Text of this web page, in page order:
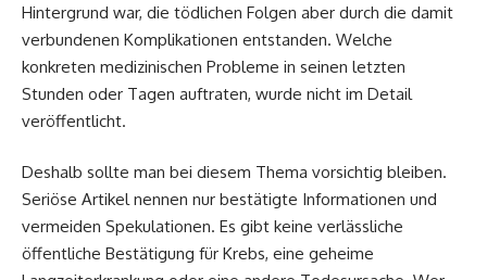
Hintergrund war, die tödlichen Folgen aber durch die damit
verbundenen Komplikationen entstanden. Welche
konkreten medizinischen Probleme in seinen letzten
Stunden oder Tagen auftraten, wurde nicht im Detail
veröffentlicht.
Deshalb sollte man bei diesem Thema vorsichtig bleiben.
Seriöse Artikel nennen nur bestätigte Informationen und
vermeiden Spekulationen. Es gibt keine verlässliche
öffentliche Bestätigung für Krebs, eine geheime